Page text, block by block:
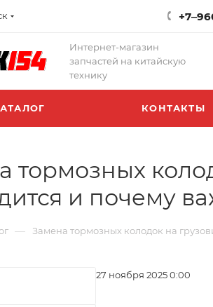
Интернет-магазин
запчастей на китайскую
технику
КОНТАКТЫ
тормозных
и почему
— Замена тормозных колодок на
27 ноября 2025 0:00